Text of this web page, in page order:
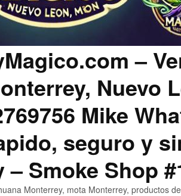
–
Nuevo
Mike
seguro y
– Smoke Shop
Monterrey, mota Monterrey, productos